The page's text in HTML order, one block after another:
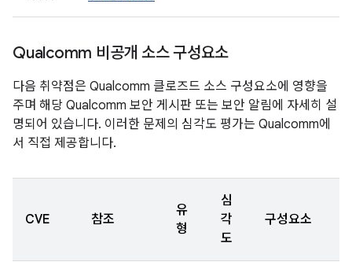
Qualcomm 비공개 소스 구성요소
다음 취약점은 Qualcomm 클로즈드 소스 구성요소에 영향을
주며 해당 Qualcomm 보안 게시판 또는 보안 알림에 자세히 설
명되어 있습니다. 이러한 문제의 심각도 평가는 Qualcomm에
서 직접 제공합니다.
CVE 참조
유
형
심
각
도
구성요소